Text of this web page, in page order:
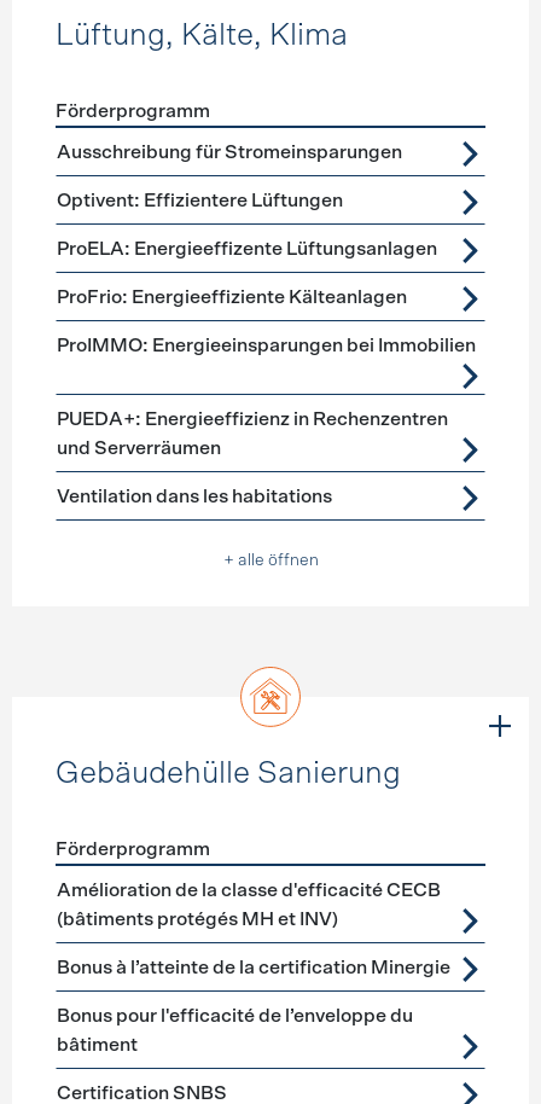
Lüftung, Kälte, Klima
Förderprogramme Lüftung, Kälte, Klima
Förderprogramm
Ausschreibung für Stromeinsparungen
Optivent: Effizientere Lüftungen
ProELA: Energieeffizente Lüftungsanlagen
ProFrio: Energieeffiziente Kälteanlagen
ProIMMO: Energieeinsparungen bei Immobilien
PUEDA+: Energieeffizienz in Rechenzentren
und Serverräumen
Ventilation dans les habitations
+ alle öffnen
Gebäudehülle Sanierung
Förderprogramme Gebäudehülle Sanierung
Förderprogramm
Amélioration de la classe d'efficacité CECB
(bâtiments protégés MH et INV)
Bonus à l’atteinte de la certification Minergie
Bonus pour l'efficacité de l’enveloppe du
bâtiment
Certification SNBS